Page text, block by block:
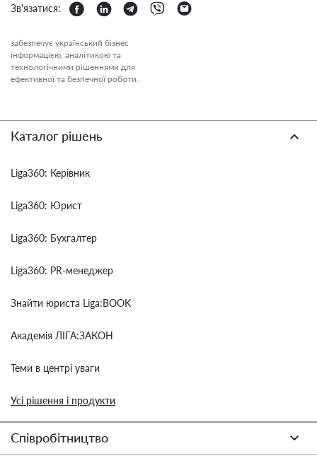
Зв'язатися:
забезпечує український бізнес
інформацією, аналітикою та
технологічними рішеннями для
ефективної та безпечної роботи.
Каталог рішень
Liga360: Керівник
Liga360: Юрист
Liga360: Бухгалтер
Liga360: PR-менеджер
Знайти юриста Liga:BOOK
Академія ЛІГА:ЗАКОН
Теми в центрі уваги
Усі рішення і продукти
Співробітництво